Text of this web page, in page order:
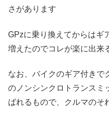
さがあります
GPzに乗り換えてからはギ
増えたのでコレが楽に出来
なお、バイクのギア付きで
のノンシンクロトランスミ
ばれるもので、クルマのそ